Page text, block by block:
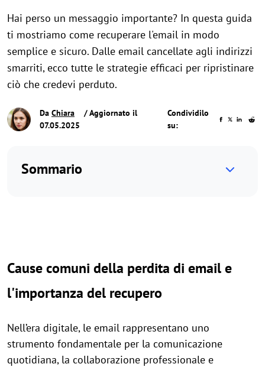
Hai perso un messaggio importante? In questa guida
ti mostriamo come recuperare l'email in modo
semplice e sicuro. Dalle email cancellate agli indirizzi
smarriti, ecco tutte le strategie efficaci per ripristinare
ciò che credevi perduto.
Da Chiara
/ Aggiornato il
07.05.2025
Condividilo
su:
Sommario
Cause comuni della perdita di email e
l'importanza del recupero
Nell’era digitale, le email rappresentano uno
strumento fondamentale per la comunicazione
quotidiana, la collaborazione professionale e